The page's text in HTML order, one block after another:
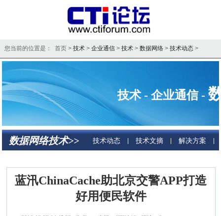
您当前的位置是： 首页 > 技术> 企业通信> 技术> 数据网络> 技术动态>
技术 - 企业通信 -
数据网络技术>> 技术动态 技术文摘 解决方案
蓝汛ChinaCache助北京交警APP打造
好用便民软件